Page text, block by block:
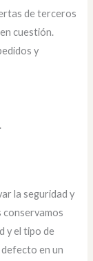
de terceros
cuestión.
y
la seguridad y
conservamos
y el tipo de
en un